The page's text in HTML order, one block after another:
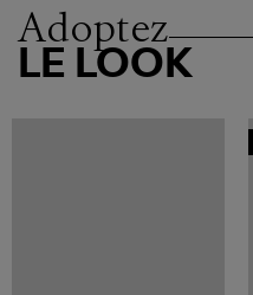
Adoptez
LE LOOK